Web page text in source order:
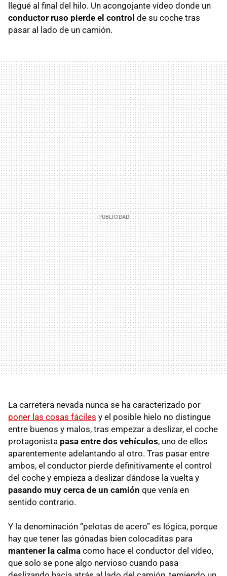
llegué al final del hilo. Un acongojante vídeo donde un
conductor ruso pierde el control de su coche tras
pasar al lado de un camión.
La carretera nevada nunca se ha caracterizado por
poner las cosas fáciles y el posible hielo no distingue
entre buenos y malos, tras empezar a deslizar, el coche
protagonista pasa entre dos vehículos, uno de ellos
aparentemente adelantando al otro. Tras pasar entre
ambos, el conductor pierde definitivamente el control
del coche y empieza a deslizar dándose la vuelta y
pasando muy cerca de un camión que venía en
sentido contrario.
Y la denominación “pelotas de acero” es lógica, porque
hay que tener las gónadas bien colocaditas para
mantener la calma como hace el conductor del vídeo,
que solo se pone algo nervioso cuando pasa